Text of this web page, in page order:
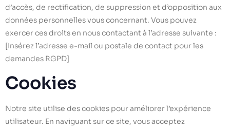
d’accès, de rectification, de suppression et d’opposition aux
données personnelles vous concernant. Vous pouvez
exercer ces droits en nous contactant à l’adresse suivante :
[Insérez l’adresse e-mail ou postale de contact pour les
demandes RGPD]
Cookies
Notre site utilise des cookies pour améliorer l’expérience
utilisateur. En naviguant sur ce site, vous acceptez